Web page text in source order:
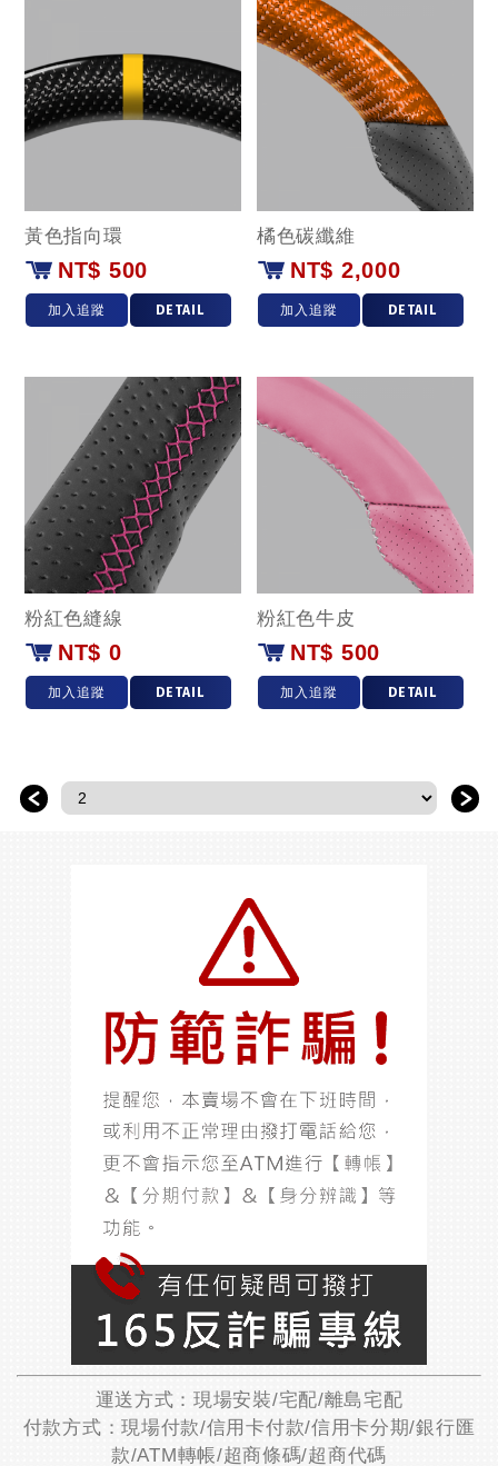
黃色指向環
NT$ 500
加入追蹤 DETAIL
橘色碳纖維
NT$ 2,000
加入追蹤 DETAIL
粉紅色縫線
NT$ 0
加入追蹤 DETAIL
粉紅色牛皮
NT$ 500
加入追蹤 DETAIL
＜ ＞
運送方式：現場安裝/宅配/離島宅配
付款方式：現場付款/信用卡付款/信用卡分期/銀行匯
款/ATM轉帳/超商條碼/超商代碼